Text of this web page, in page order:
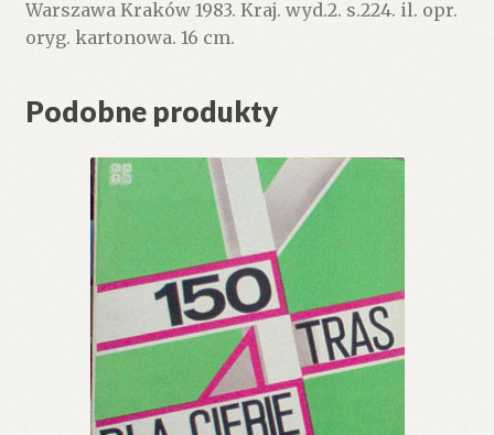
-
Rejon
-
Warszawa Kraków 1983. Kraj. wyd.2. s.224. il. opr.
oryg. kartonowa. 16 cm.
Podobne produkty